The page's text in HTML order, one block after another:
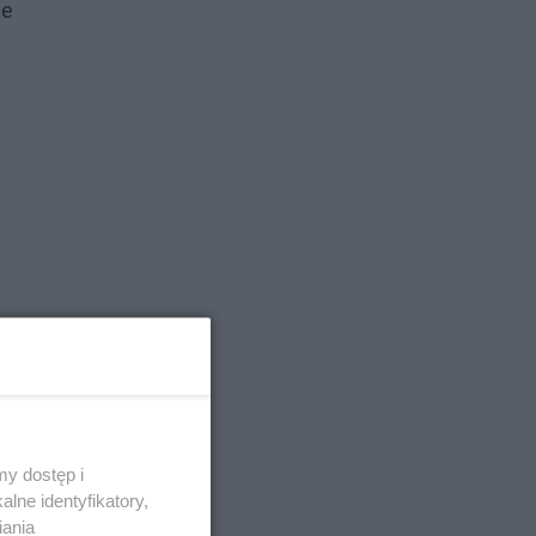
dostęp i
identyfikatory,